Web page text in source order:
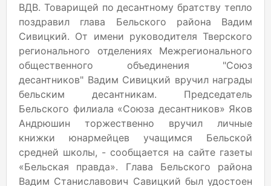
ВДВ. Товарищей по десантному братству тепло
поздравил глава Бельского района Вадим
Сивицкий. От имени руководителя Тверского
регионального отделениях Межрегионального
общественного объединения "Союз
десантников" Вадим Сивицкий вручил награды
бельским десантникам. Председатель
Бельского филиала «Союза десантников» Яков
Андрюшин торжественно вручил личные
книжки юнармейцев учащимся Бельской
средней школы, - сообщается на сайте газеты
«Бельская правда». Глава Бельского района
Вадим Станиславович Савицкий был удостоен